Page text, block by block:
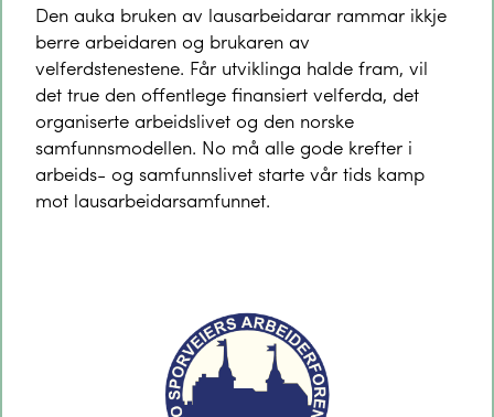
Den auka bruken av lausarbeidarar rammar ikkje
berre arbeidaren og brukaren av
velferdstenestene. Får utviklinga halde fram, vil
det true den offentlege finansiert velferda, det
organiserte arbeidslivet og den norske
samfunnsmodellen. No må alle gode krefter i
arbeids- og samfunnslivet starte vår tids kamp
mot lausarbeidarsamfunnet.